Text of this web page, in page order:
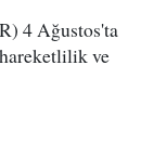
4 Ağustos'ta
hareketlilik ve